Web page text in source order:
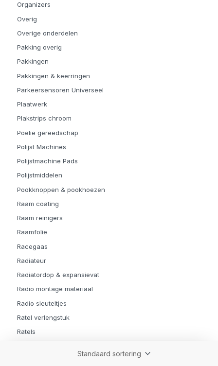
Organizers
Overig
Overige onderdelen
Pakking overig
Pakkingen
Pakkingen & keerringen
Parkeersensoren Universeel
Plaatwerk
Plakstrips chroom
Poelie gereedschap
Polijst Machines
Polijstmachine Pads
Polijstmiddelen
Pookknoppen & pookhoezen
Raam coating
Raam reinigers
Raamfolie
Racegaas
Radiateur
Radiatordop & expansievat
Radio montage materiaal
Radio sleuteltjes
Ratel verlengstuk
Ratels